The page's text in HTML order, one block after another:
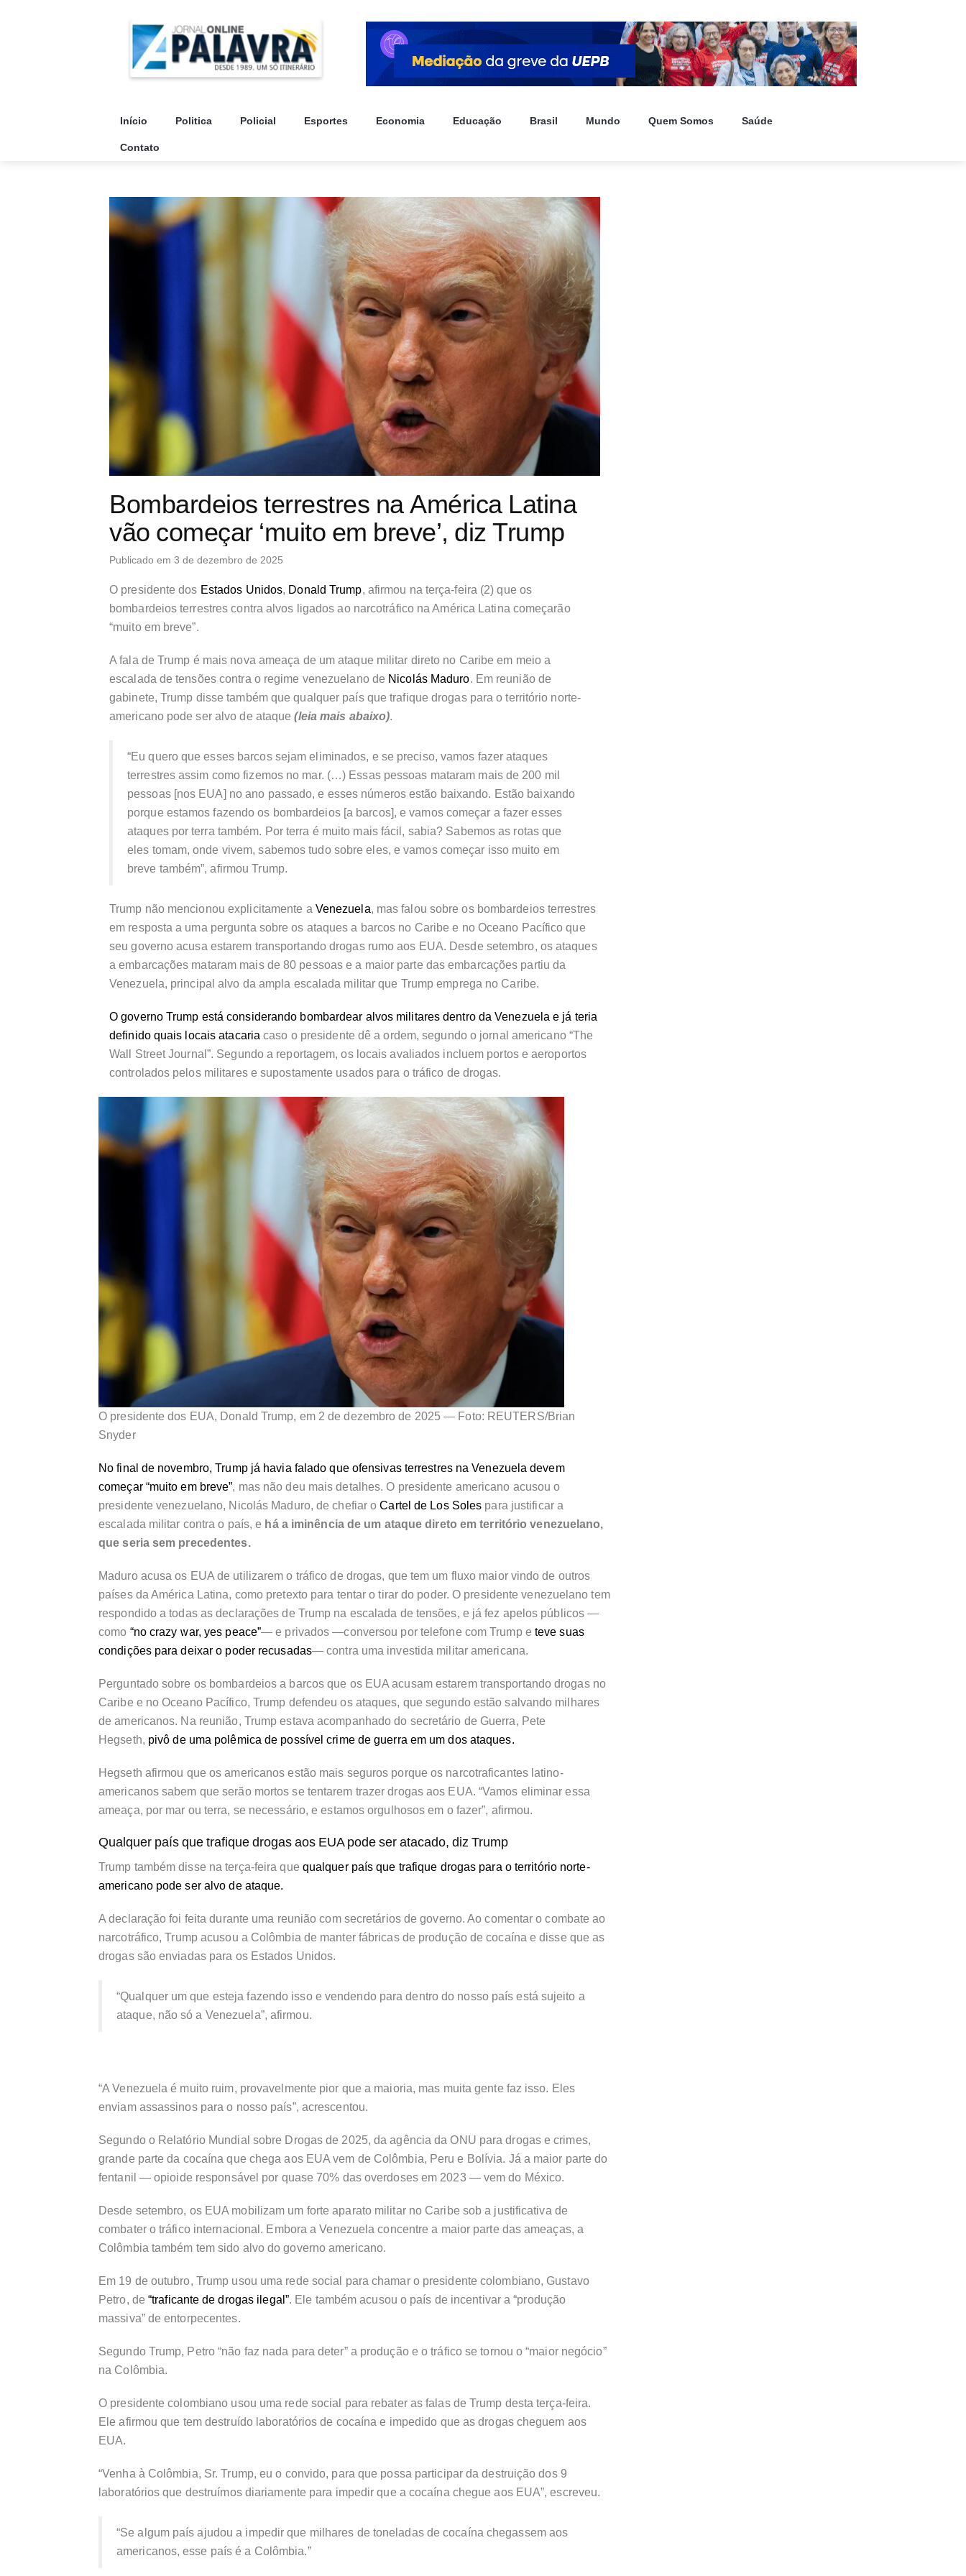
Início Politica Policial Esportes Economia Educação Brasil Mundo Quem Somos Saúde
Contato
Bombardeios terrestres na América Latina
vão começar ‘muito em breve’, diz Trump
Publicado em 3 de dezembro de 2025
O presidente dos Estados Unidos, Donald Trump, afirmou na terça-feira (2) que os
bombardeios terrestres contra alvos ligados ao narcotráfico na América Latina começarão
“muito em breve”.
A fala de Trump é mais nova ameaça de um ataque militar direto no Caribe em meio a
escalada de tensões contra o regime venezuelano de Nicolás Maduro. Em reunião de
gabinete, Trump disse também que qualquer país que trafique drogas para o território norte-
americano pode ser alvo de ataque(leia mais abaixo).
“Eu quero que esses barcos sejam eliminados, e se preciso, vamos fazer ataques
terrestres assim como fizemos no mar. (…) Essas pessoas mataram mais de 200 mil
pessoas [nos EUA] no ano passado, e esses números estão baixando. Estão baixando
porque estamos fazendo os bombardeios [a barcos], e vamos começar a fazer esses
ataques por terra também. Por terra é muito mais fácil, sabia? Sabemos as rotas que
eles tomam, onde vivem, sabemos tudo sobre eles, e vamos começar isso muito em
breve também”, afirmou Trump.
Trump não mencionou explicitamente a Venezuela, mas falou sobre os bombardeios terrestres
em resposta a uma pergunta sobre os ataques a barcos no Caribe e no Oceano Pacífico que
seu governo acusa estarem transportando drogas rumo aos EUA. Desde setembro, os ataques
a embarcações mataram mais de 80 pessoas e a maior parte das embarcações partiu da
Venezuela, principal alvo da ampla escalada militar que Trump emprega no Caribe.
O governo Trump está considerando bombardear alvos militares dentro da Venezuela e já teria
definido quais locais atacaria caso o presidente dê a ordem, segundo o jornal americano “The
Wall Street Journal”. Segundo a reportagem, os locais avaliados incluem portos e aeroportos
controlados pelos militares e supostamente usados para o tráfico de drogas.
O presidente dos EUA, Donald Trump, em 2 de dezembro de 2025 — Foto: REUTERS/Brian
Snyder
No final de novembro, Trump já havia falado que ofensivas terrestres na Venezuela devem
começar “muito em breve”, mas não deu mais detalhes. O presidente americano acusou o
presidente venezuelano, Nicolás Maduro, de chefiar oCartel de Los Soles para justificar a
escalada militar contra o país, e há a iminência de um ataque direto em território venezuelano,
que seria sem precedentes.
Maduro acusa os EUA de utilizarem o tráfico de drogas, que tem um fluxo maior vindo de outros
países da América Latina, como pretexto para tentar o tirar do poder. O presidente venezuelano tem
respondido a todas as declarações de Trump na escalada de tensões, e já fez apelos públicos —
como “no crazy war, yes peace”— e privados —conversou por telefone com Trump e teve suas
condições para deixar o poder recusadas— contra uma investida militar americana.
Perguntado sobre os bombardeios a barcos que os EUA acusam estarem transportando drogas no
Caribe e no Oceano Pacífico, Trump defendeu os ataques, que segundo estão salvando milhares
de americanos. Na reunião, Trump estava acompanhado do secretário de Guerra, Pete
Hegseth, pivô de uma polêmica de possível crime de guerra em um dos ataques.
Hegseth afirmou que os americanos estão mais seguros porque os narcotraficantes latino-
americanos sabem que serão mortos se tentarem trazer drogas aos EUA. “Vamos eliminar essa
ameaça, por mar ou terra, se necessário, e estamos orgulhosos em o fazer”, afirmou.
Qualquer país que trafique drogas aos EUA pode ser atacado, diz Trump
Trump também disse na terça-feira que qualquer país que trafique drogas para o território norte-
americano pode ser alvo de ataque.
A declaração foi feita durante uma reunião com secretários de governo. Ao comentar o combate ao
narcotráfico, Trump acusou a Colômbia de manter fábricas de produção de cocaína e disse que as
drogas são enviadas para os Estados Unidos.
“Qualquer um que esteja fazendo isso e vendendo para dentro do nosso país está sujeito a
ataque, não só a Venezuela”, afirmou.
“A Venezuela é muito ruim, provavelmente pior que a maioria, mas muita gente faz isso. Eles
enviam assassinos para o nosso país”, acrescentou.
Segundo o Relatório Mundial sobre Drogas de 2025, da agência da ONU para drogas e crimes,
grande parte da cocaína que chega aos EUA vem de Colômbia, Peru e Bolívia. Já a maior parte do
fentanil — opioide responsável por quase 70% das overdoses em 2023 — vem do México.
Desde setembro, os EUA mobilizam um forte aparato militar no Caribe sob a justificativa de
combater o tráfico internacional. Embora a Venezuela concentre a maior parte das ameaças, a
Colômbia também tem sido alvo do governo americano.
Em 19 de outubro, Trump usou uma rede social para chamar o presidente colombiano, Gustavo
Petro, de “traficante de drogas ilegal”. Ele também acusou o país de incentivar a “produção
massiva” de entorpecentes.
Segundo Trump, Petro “não faz nada para deter” a produção e o tráfico se tornou o “maior negócio”
na Colômbia.
O presidente colombiano usou uma rede social para rebater as falas de Trump desta terça-feira.
Ele afirmou que tem destruído laboratórios de cocaína e impedido que as drogas cheguem aos
EUA.
“Venha à Colômbia, Sr. Trump, eu o convido, para que possa participar da destruição dos 9
laboratórios que destruímos diariamente para impedir que a cocaína chegue aos EUA”, escreveu.
“Se algum país ajudou a impedir que milhares de toneladas de cocaína chegassem aos
americanos, esse país é a Colômbia.”